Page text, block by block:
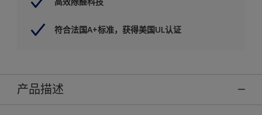
符合法国A+标准，获得美国UL认证
产品描述